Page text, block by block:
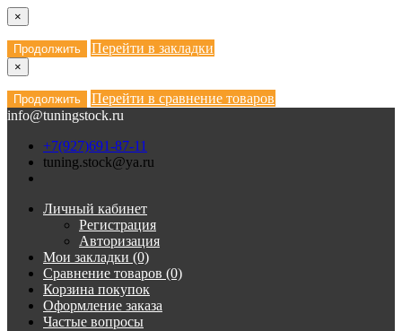
×
Продолжить Перейти в закладки
×
Продолжить
Перейти в сравнение товаров
info@tuningstock.ru
+7(927)691-87-11
tuning.stock@ya.ru
Личный кабинет
Регистрация
Авторизация
Мои закладки (0)
Сравнение товаров (0)
Корзина покупок
Оформление заказа
Частые вопросы